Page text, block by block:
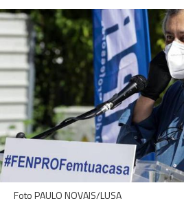
Foto PAULO NOVAIS/LUSA